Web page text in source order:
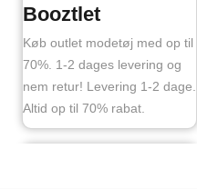
Booztlet
Køb outlet modetøj med op til
70%. 1-2 dages levering og
nem retur! Levering 1-2 dage.
Altid op til 70% rabat.